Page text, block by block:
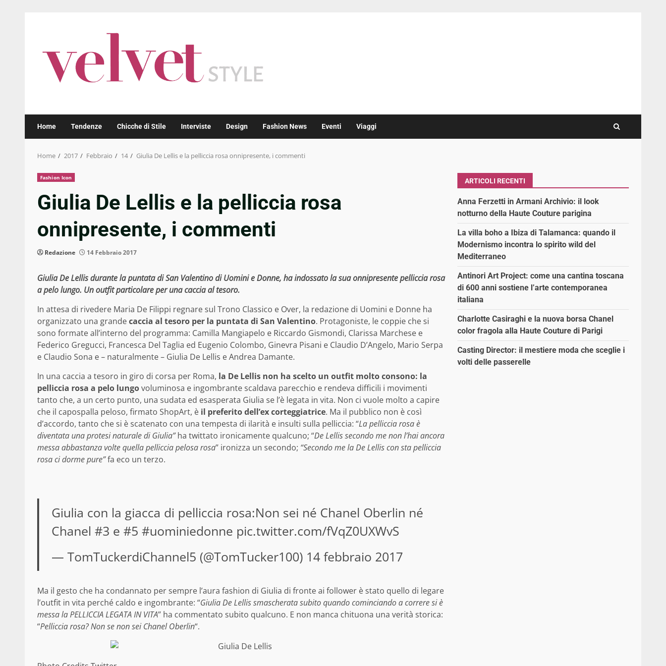
Home Tendenze Chicche di Stile Interviste Design Fashion News Eventi Viaggi
Home 2017 Febbraio 14 Giulia De Lellis e la pelliccia rosa onnipresente, i commenti
Fashion Icon
Giulia De Lellis e la pelliccia rosa
onnipresente, i commenti
Redazione 14 Febbraio 2017
Giulia De Lellis durante la puntata di San Valentino di Uomini e Donne, ha indossato la sua onnipresente pelliccia rosa
a pelo lungo. Un outfit particolare per una caccia al tesoro.
In attesa di rivedere Maria De Filippi regnare sul Trono Classico e Over, la redazione di Uomini e Donne ha
organizzato una grandecaccia al tesoro per la puntata di San Valentino. Protagoniste, le coppie che si
sono formate all’interno del programma: Camilla Mangiapelo e Riccardo Gismondi, Clarissa Marchese e
Federico Gregucci, Francesca Del Taglia ed Eugenio Colombo, Ginevra Pisani e Claudio D’Angelo, Mario Serpa
e Claudio Sona e – naturalmente – Giulia De Lellis e Andrea Damante.
In una caccia a tesoro in giro di corsa per Roma, la De Lellis non ha scelto un outfit molto consono: la
pelliccia rosa a pelo lungovoluminosa e ingombrante scaldava parecchio e rendeva difficili i movimenti
tanto che, a un certo punto, una sudata ed esasperata Giulia se l’è legata in vita. Non ci vuole molto a capire
che il capospalla peloso, firmato ShopArt, è il preferito dell’ex corteggiatrice. Ma il pubblico non è così
d’accordo, tanto che si è scatenato con una tempesta di ilarità e insulti sulla pelliccia: “La pelliccia rosa è
diventata una protesi naturale di Giulia”ha twittato ironicamente qualcuno; “De Lellis secondo me non l’hai ancora
messa abbastanza volte quella pelliccia pelosa rosa” ironizza un secondo; “Secondo me la De Lellis con sta pelliccia
rosa ci dorme pure”fa eco un terzo.
Giulia con la giacca di pelliccia rosa:Non sei né Chanel Oberlin né
Chanel #3 e #5 #uominiedonne pic.twitter.com/fVqZ0UXWvS
— TomTuckerdiChannel5 (@TomTucker100) 14 febbraio 2017
Ma il gesto che ha condannato per sempre l’aura fashion di Giulia di fronte ai follower è stato quello di legare
l’outfit in vita perché caldo e ingombrante: “Giulia De Lellis smascherata subito quando cominciando a correre si è
messa la PELLICCIA LEGATA IN VITA” ha commentato subito qualcuno. E non manca chituona una verità storica:
“Pelliccia rosa? Non se non sei Chanel Oberlin“.
ARTICOLI RECENTI
Anna Ferzetti in Armani Archivio: il look
notturno della Haute Couture parigina
La villa boho a Ibiza di Talamanca: quando il
Modernismo incontra lo spirito wild del
Mediterraneo
Antinori Art Project: come una cantina toscana
di 600 anni sostiene l’arte contemporanea
italiana
Charlotte Casiraghi e la nuova borsa Chanel
color fragola alla Haute Couture di Parigi
Casting Director: il mestiere moda che sceglie i
volti delle passerelle